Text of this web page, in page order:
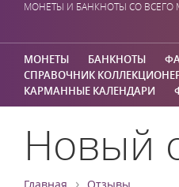
МОНЕТЫ И БАНКНОТЫ СО ВСЕГО
МОНЕТЫ БАНКНОТЫ
СПРАВОЧНИК
КАРМАННЫЕ КАЛЕНДАРИ
Новый
›